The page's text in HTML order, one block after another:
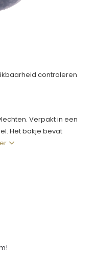
controleren
Verpakt in een
Het bakje bevat